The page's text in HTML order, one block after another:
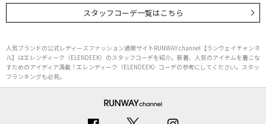
スタッフコーデ一覧はこちら
人気ブランドの公式レディースファッション通販サイトRUNWAY channel【ランウェイチャンネ
ル】はエレンディーク（ELENDEEK）のスタッフコーデを紹介。新着、人気のアイテムを着こな
すためのアイディア満載！エレンディーク（ELENDEEK）コーデの参考にしてください。スタッ
フランキングも必見。